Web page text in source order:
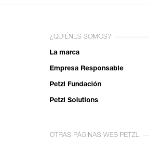
¿QUIÉNES SOMOS?
La marca
Empresa Responsable
Petzl Fundación
Petzl Solutions
OTRAS PÁGINAS WEB PETZL